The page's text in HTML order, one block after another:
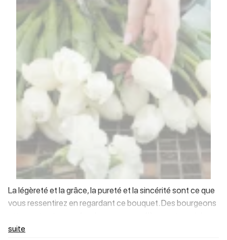
La légèreté et la grâce, la pureté et la sincérité sont ce que
vous ressentirez en regardant ce bouquet. Des bourgeons
vous permettant de profiter de chaque moment.
suite